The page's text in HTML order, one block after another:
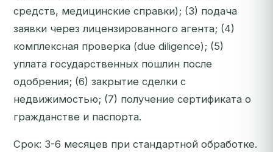
средств, медицинские справки); (3) подача
заявки через лицензированного агента; (4)
комплексная проверка (due diligence); (5)
уплата государственных пошлин после
одобрения; (6) закрытие сделки с
недвижимостью; (7) получение сертификата о
гражданстве и паспорта.
Срок: 3-6 месяцев при стандартной обработке.